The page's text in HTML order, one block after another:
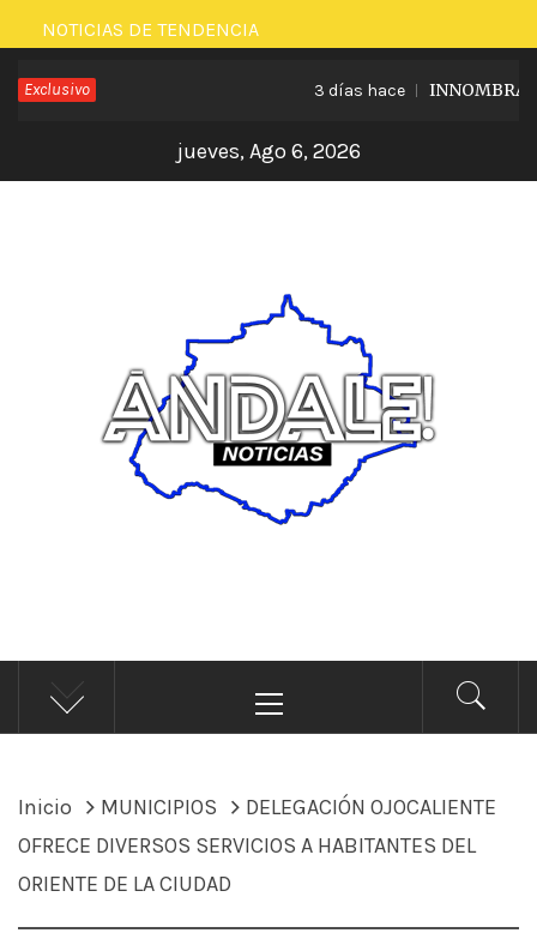
Saltar
al
contenido
NOTICIAS DE TENDENCIA
Exclusivo 3 días hace
jueves, Ago 6, 2026
ÁNDALE NOTICIAS
Noticias
principal
Inicio MUNICIPIOS
DELEGACIÓN OJOCALIENTE
OFRECE DIVERSOS SERVICIOS A HABITANTES DEL
ORIENTE DE LA CIUDAD